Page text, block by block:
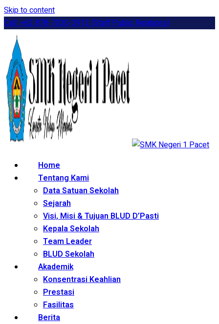
Skip to content
Call: +62 878-7030-3913 (Staff Public Relations)
Home
Tentang Kami
Data Satuan Sekolah
Sejarah
Visi, Misi & Tujuan BLUD D’Pasti
Kepala Sekolah
Team Leader
BLUD Sekolah
Akademik
Konsentrasi Keahlian
Prestasi
Fasilitas
Berita